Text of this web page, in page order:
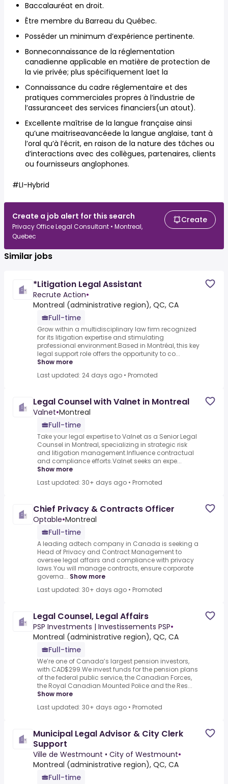
Baccalauréat en droit.
Être membre du Barreau du Québec.
Posséder un minimum d’expérience pertinente.
Bonneconnaissance de la réglementation
canadienne applicable en matière de protection de
la vie privée; plus spécifiquement laet la
Connaissance du cadre réglementaire et des
pratiques commerciales propres à l’industrie de
l’assuranceet des services financiers(un atout).
Excellente maîtrise de la langue française ainsi
qu’une maitriseavancéede la langue anglaise, tant à
l’oral qu’à l’écrit, en raison de la nature des tâches ou
d’interactions avec des collègues, partenaires, clients
ou fournisseurs anglophones.
#LI-Hybrid
Create a job alert for this search
Privacy Office Legal Consultant • Montreal,
Quebec
Create
Similar jobs
*Litigation Legal Assistant
Recrute Action•
Montreal (administrative region), QC, CA
Full-time
Grow within a multidisciplinary law firm recognized
for its litigation expertise and stimulating
professional environment.Based in Montréal, this key
legal support role offers the opportunity to co...
Show more
Last updated: 24 days ago • Promoted
Legal Counsel with Valnet in Montreal
Valnet•Montreal
Full-time
Take your legal expertise to Valnet as a Senior Legal
Counsel in Montreal, specializing in strategic risk
and litigation management.Influence contractual
and compliance efforts.Valnet seeks an expe...
Show more
Last updated: 30+ days ago • Promoted
Chief Privacy & Contracts Officer
Optable•Montreal
Full-time
A leading adtech company in Canada is seeking a
Head of Privacy and Contract Management to
oversee legal affairs and compliance with privacy
laws.You will manage contracts, ensure corporate
governa... Show more
Last updated: 30+ days ago • Promoted
Legal Counsel, Legal Affairs
PSP Investments | Investissements PSP•
Montreal (administrative region), QC, CA
Full-time
We’re one of Canada’s largest pension investors,
with CAD$299.We invest funds for the pension plans
of the federal public service, the Canadian Forces,
the Royal Canadian Mounted Police and the Res...
Show more
Last updated: 30+ days ago • Promoted
Municipal Legal Advisor & City Clerk
Support
Ville de Westmount • City of Westmount•
Montreal (administrative region), QC, CA
Full-time